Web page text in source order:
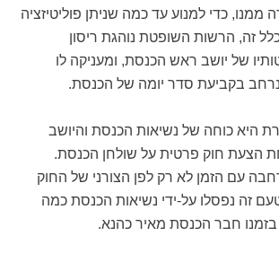
כדי למנוע עד כמה שניתן פוליטיזציה
זה, הרשות השופטת נוהגת ריסון
של יושב ראש הכנסת, ומעניקה לו
נרחב בקביעת סדר יומה של הכנסת.
היא כוחה של נשיאות הכנסת והיושב
הצעת חוק פרטית על שולחן הכנסת.
עם הזמן לא רק לפן הצורני של החוק
זה נפסלו על-ידי נשיאות הכנסת כמה
חבר הכנסת מאיר כהנא.